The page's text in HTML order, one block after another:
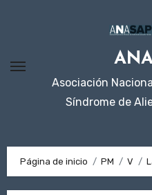
Asociación
Síndrome de
Página de inicio PM V